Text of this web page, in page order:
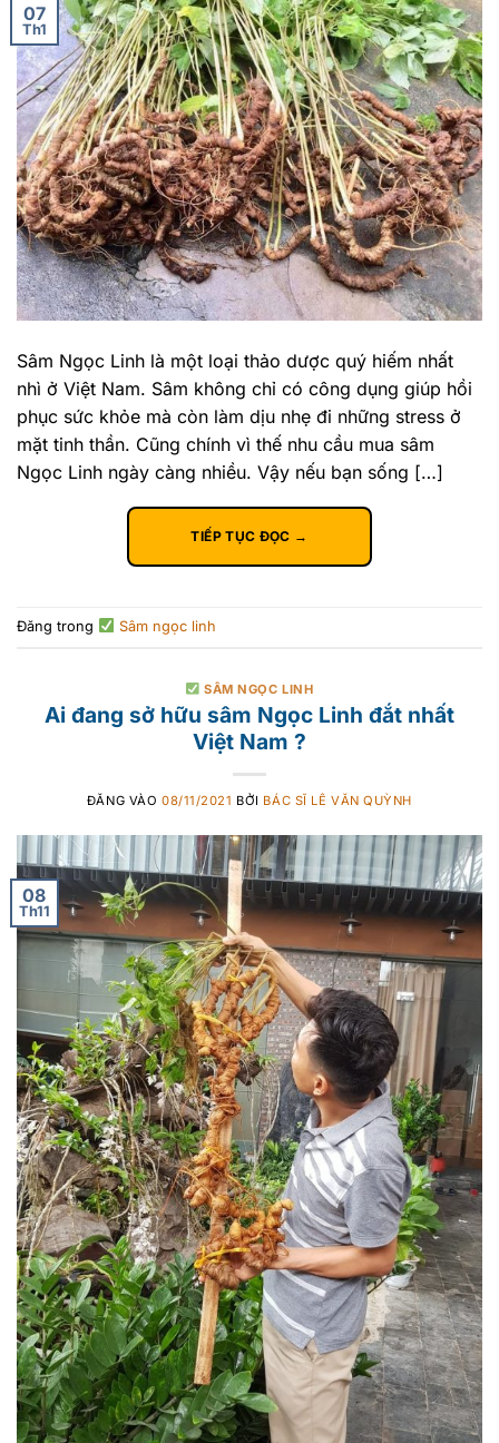
07
Th1
Sâm Ngọc Linh là một loại thảo dược quý hiếm nhất
nhì ở Việt Nam. Sâm không chỉ có công dụng giúp hồi
phục sức khỏe mà còn làm dịu nhẹ đi những stress ở
mặt tinh thần. Cũng chính vì thế nhu cầu mua sâm
Ngọc Linh ngày càng nhiều. Vậy nếu bạn sống […]
TIẾP TỤC ĐỌC →
Đăng trong Sâm ngọc linh
SÂM NGỌC LINH
Ai đang sở hữu sâm Ngọc Linh đắt nhất
Việt Nam ?
ĐĂNG VÀO 08/11/2021 BỞI BÁC SĨ LÊ VĂN QUỲNH
08
Th11